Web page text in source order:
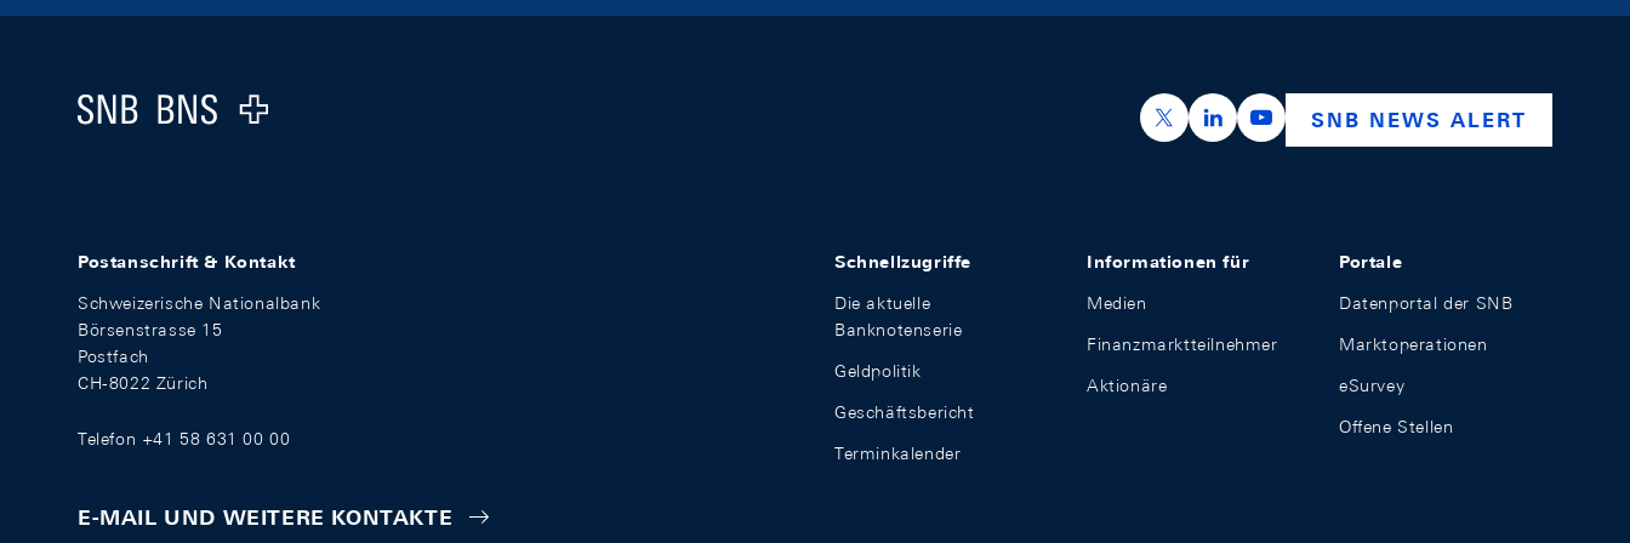
Logo
https://x.com/snb_bns
https://ch.linkedin.com/company/swiss-
https://www.youtube.com/
SNB NEWS ALERT
Postanschrift & Kontakt
Schweizerische Nationalbank
Börsenstrasse 15
Postfach
CH-8022 Zürich
Telefon +41 58 631 00 00
E-MAIL UND WEITERE KONTAKTE
Schnellzugriffe
Die aktuelle
Banknotenserie
Geldpolitik
Geschäftsbericht
Terminkalender
Informationen für
Medien
Finanzmarktteilnehmer
Aktionäre
Portale
Datenportal der SNB
Marktoperationen
eSurvey
Offene Stellen